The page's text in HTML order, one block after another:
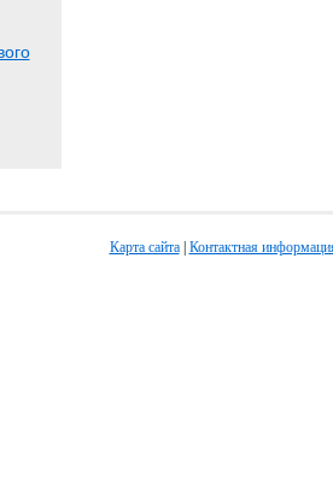
Карта сайта| Контактная